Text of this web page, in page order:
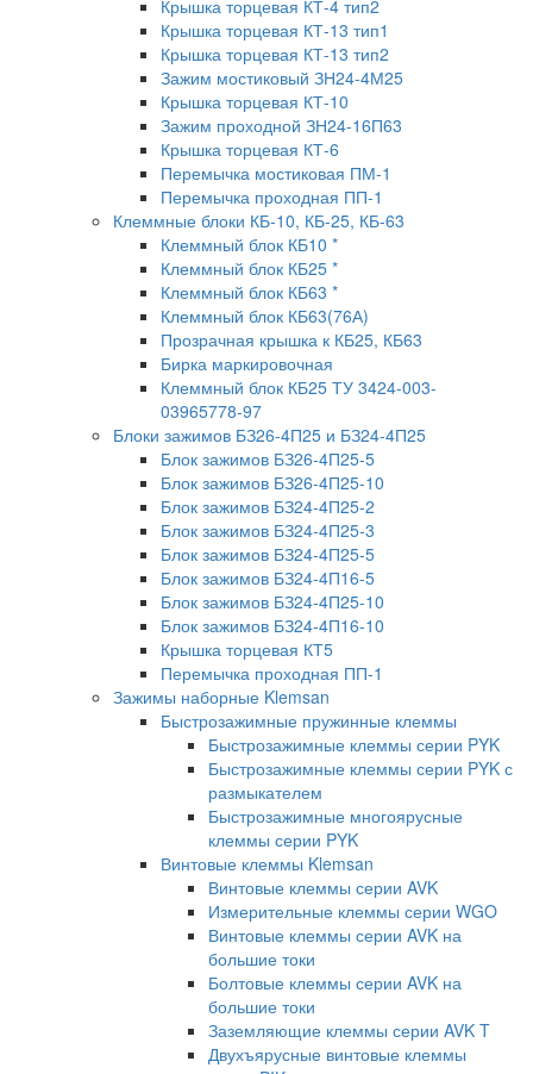
Крышка торцевая КТ-4 тип2
Крышка торцевая КТ-13 тип1
Крышка торцевая КТ-13 тип2
Зажим мостиковый ЗН24-4М25
Крышка торцевая КТ-10
Зажим проходной ЗН24-16П63
Крышка торцевая КТ-6
Перемычка мостиковая ПМ-1
Перемычка проходная ПП-1
Клеммные блоки КБ-10, КБ-25, КБ-63
Клеммный блок КБ10 *
Клеммный блок КБ25 *
Клеммный блок КБ63 *
Клеммный блок КБ63(76А)
Прозрачная крышка к КБ25, КБ63
Бирка маркировочная
Клеммный блок КБ25 ТУ 3424-003-
03965778-97
Блоки зажимов БЗ26-4П25 и БЗ24-4П25
Блок зажимов БЗ26-4П25-5
Блок зажимов БЗ26-4П25-10
Блок зажимов БЗ24-4П25-2
Блок зажимов БЗ24-4П25-3
Блок зажимов БЗ24-4П25-5
Блок зажимов БЗ24-4П16-5
Блок зажимов БЗ24-4П25-10
Блок зажимов БЗ24-4П16-10
Крышка торцевая КТ5
Перемычка проходная ПП-1
Зажимы наборные Klemsan
Быстрозажимные пружинные клеммы
Быстрозажимные клеммы серии PYK
Быстрозажимные клеммы серии PYK с
размыкателем
Быстрозажимные многоярусные
клеммы серии PYK
Винтовые клеммы Klemsan
Винтовые клеммы серии AVK
Измерительные клеммы серии WGO
Винтовые клеммы серии AVK на
большие токи
Болтовые клеммы серии AVK на
большие токи
Заземляющие клеммы серии AVK T
Двухъярусные винтовые клеммы